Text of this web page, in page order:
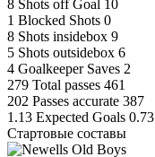
8 Shots off Goal 10
1 Blocked Shots 0
8 Shots insidebox 9
5 Shots outsidebox 6
4 Goalkeeper Saves 2
279 Total passes 461
202 Passes accurate 387
1.13 Expected Goals 0.73
Стартовые составы